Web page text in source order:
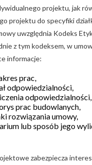
projektu, jak
projektu do specyfiki
uwzględnia Kodeks
z tym kodeksem, w
informacje:
prac,
odpowiedzialności,
odpowiedzialności,
prac budowlanych,
rozwiązania umowy,
lub sposób jego
zabezpiecza